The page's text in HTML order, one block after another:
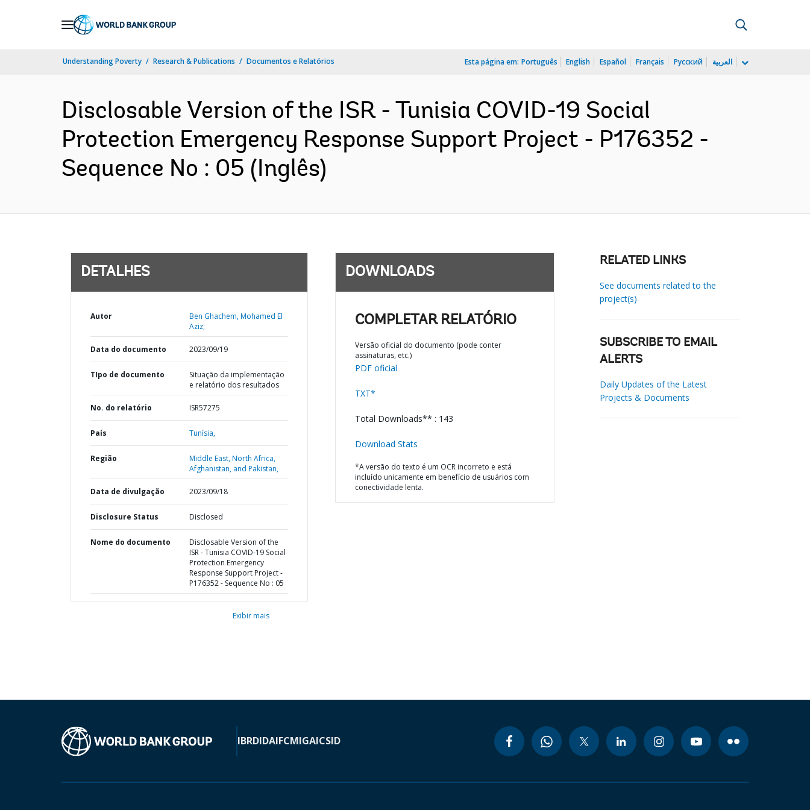
Understanding Poverty Research & Publications Documentos e Relatórios Esta página em: Português English Español Français Русский العربية
Disclosable Version of the ISR - Tunisia COVID-19 Social
Protection Emergency Response Support Project - P176352 -
Sequence No : 05 (Inglês)
DETALHES
Autor
Ben Ghachem, Mohamed El
Aziz;
Data do documento 2023/09/19
TIpo de documento
Situação da implementação
e relatório dos resultados
No. do relatório ISR57275
País Tunísia,
Região
Middle East, North Africa,
Afghanistan, and Pakistan,
Data de divulgação 2023/09/18
Disclosure Status Disclosed
Nome do documento
Disclosable Version of the
ISR - Tunisia COVID-19 Social
Protection Emergency
Response Support Project -
P176352 - Sequence No : 05
Exibir mais
DOWNLOADS
COMPLETAR RELATÓRIO
Versão oficial do documento (pode conter
assinaturas, etc.)
PDF oficial
TXT*
Total Downloads** : 143
Download Stats
*A versão do texto é um OCR incorreto e está
incluído unicamente em benefício de usuários com
conectividade lenta.
RELATED LINKS
See documents related to the
project(s)
SUBSCRIBE TO EMAIL
ALERTS
Daily Updates of the Latest
Projects & Documents
IBRDIDAIFCMIGAICSID